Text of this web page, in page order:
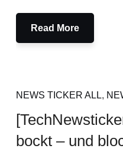
Read More
NEWS TICKER ALL,
bockt – und